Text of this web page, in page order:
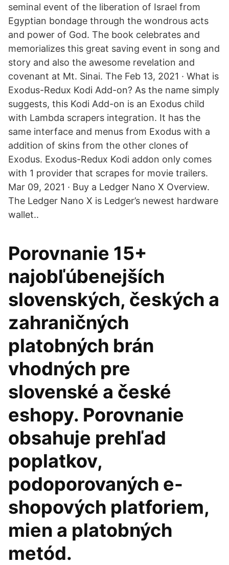
seminal event of the liberation of Israel from
Egyptian bondage through the wondrous acts
and power of God. The book celebrates and
memorializes this great saving event in song and
story and also the awesome revelation and
covenant at Mt. Sinai. The Feb 13, 2021 · What is
Exodus-Redux Kodi Add-on? As the name simply
suggests, this Kodi Add-on is an Exodus child
with Lambda scrapers integration. It has the
same interface and menus from Exodus with a
addition of skins from the other clones of
Exodus. Exodus-Redux Kodi addon only comes
with 1 provider that scrapes for movie trailers.
Mar 09, 2021 · Buy a Ledger Nano X Overview.
The Ledger Nano X is Ledger’s newest hardware
wallet..
Porovnanie 15+
najobľúbenejších
slovenských, českých a
zahraničných
platobných brán
vhodných pre
slovenské a české
eshopy. Porovnanie
obsahuje prehľad
poplatkov,
podoporovaných e-
shopových platforiem,
mien a platobných
metód.